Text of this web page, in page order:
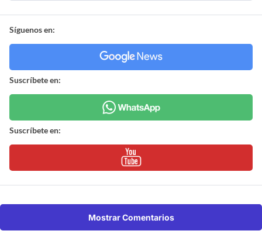
Síguenos en:
Suscríbete en:
Suscríbete en:
Mostrar Comentarios